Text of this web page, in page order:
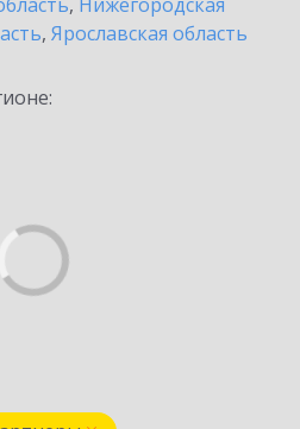
, Ярославская область